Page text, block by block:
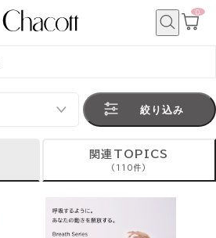
カ
0
絞り込み
関連TOPICS
(110件)